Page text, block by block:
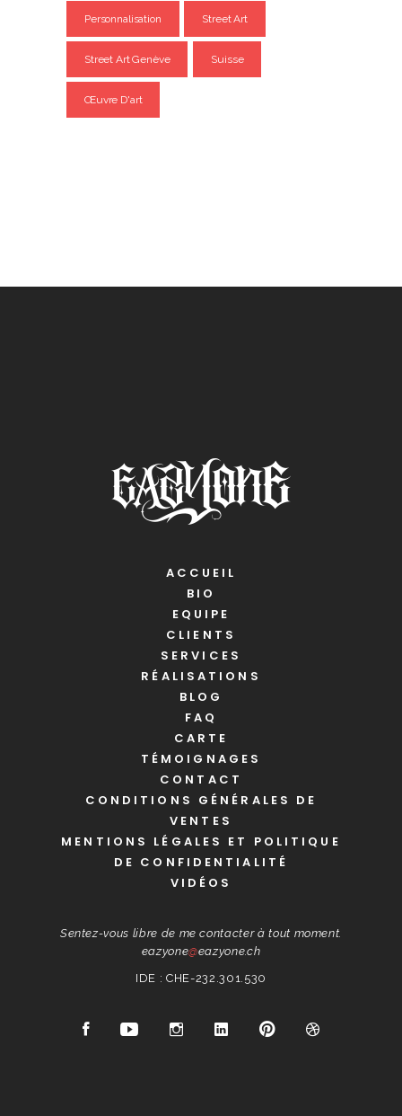
Personnalisation Street Art
Street Art Genève Suisse
Œuvre D'art
ACCUEIL
BIO
EQUIPE
CLIENTS
SERVICES
RÉALISATIONS
BLOG
FAQ
CARTE
TÉMOIGNAGES
CONTACT
CONDITIONS GÉNÉRALES DE
VENTES
MENTIONS LÉGALES ET POLITIQUE
DE CONFIDENTIALITÉ
VIDÉOS
Sentez-vous libre de me contacter à tout moment.
eazyone@eazyone.ch
IDE : CHE-232.301.530